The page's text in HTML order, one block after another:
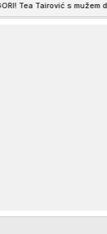
s mužem doživela tešku